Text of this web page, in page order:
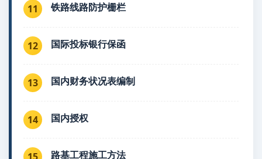
11 铁路线路防护栅栏
12 国际投标银行保函
13 国内财务状况表编制
14 国内授权
15 路基工程施工方法